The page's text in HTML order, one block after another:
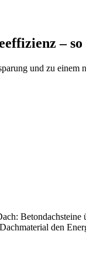
–
und zu einem
den